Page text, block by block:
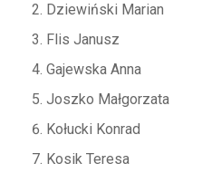
Dziewiński Marian
Flis Janusz
Gajewska Anna
Joszko Małgorzata
Kołucki Konrad
Kosik Teresa